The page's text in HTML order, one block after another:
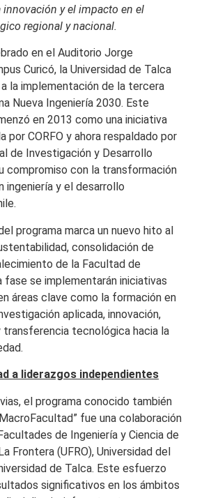
y el impacto en el
regional y nacional.
en el Auditorio Jorge
Curicó, la Universidad de Talca
la implementación de la tercera
Nueva Ingeniería 2030. Este
en 2013 como una iniciativa
por CORFO y ahora respaldado por
de Investigación y Desarrollo
compromiso con la transformación
ingeniería y el desarrollo
programa marca un nuevo hito al
consolidación de
de la Facultad de
fase se implementarán iniciativas
áreas clave como la formación en
aplicada, innovación,
transferencia tecnológica hacia la
a liderazgos independientes
el programa conocido también
fue una colaboración
de Ingeniería y Ciencia de
Frontera (UFRO), Universidad del
de Talca. Este esfuerzo
significativos en los ámbitos